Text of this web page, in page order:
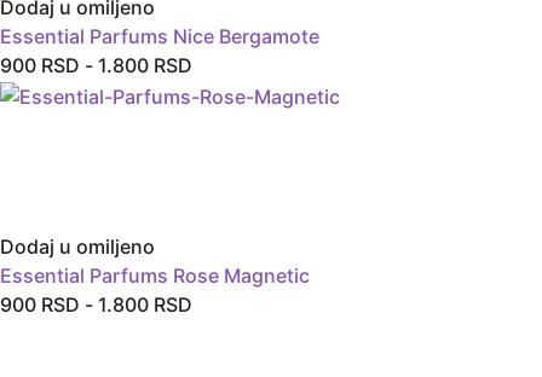
Dodaj u omiljeno
Essential Parfums Nice Bergamote
900 RSD - 1.800 RSD
Dodaj u omiljeno
Essential Parfums Rose Magnetic
900 RSD - 1.800 RSD